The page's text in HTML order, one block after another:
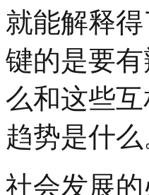
就能解释
键的是要
么和这些
趋势是什么
社会发展